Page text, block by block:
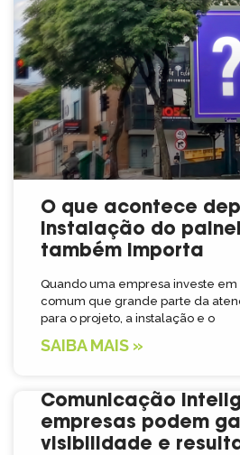
O que acontece
instalação do painel
também importa
Quando uma empresa investe em
comum que grande parte da
para o projeto, a instalação e o
SAIBA MAIS »
Comunicação
empresas podem
visibilidade e